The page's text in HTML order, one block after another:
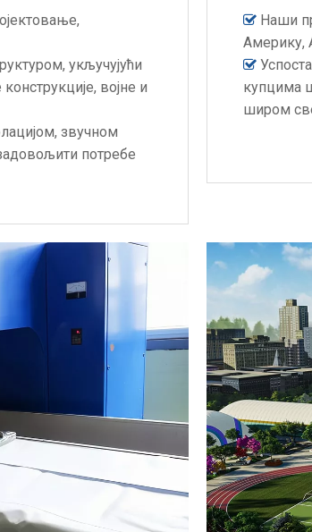
укључујући
војне и
звучном
потребе
 Наши
Америку,

купцима
широм